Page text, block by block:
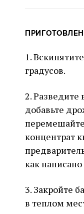
1.
градусов.
2. Разведите
добавьте
концентрат
как
3. Закройте
в теплом